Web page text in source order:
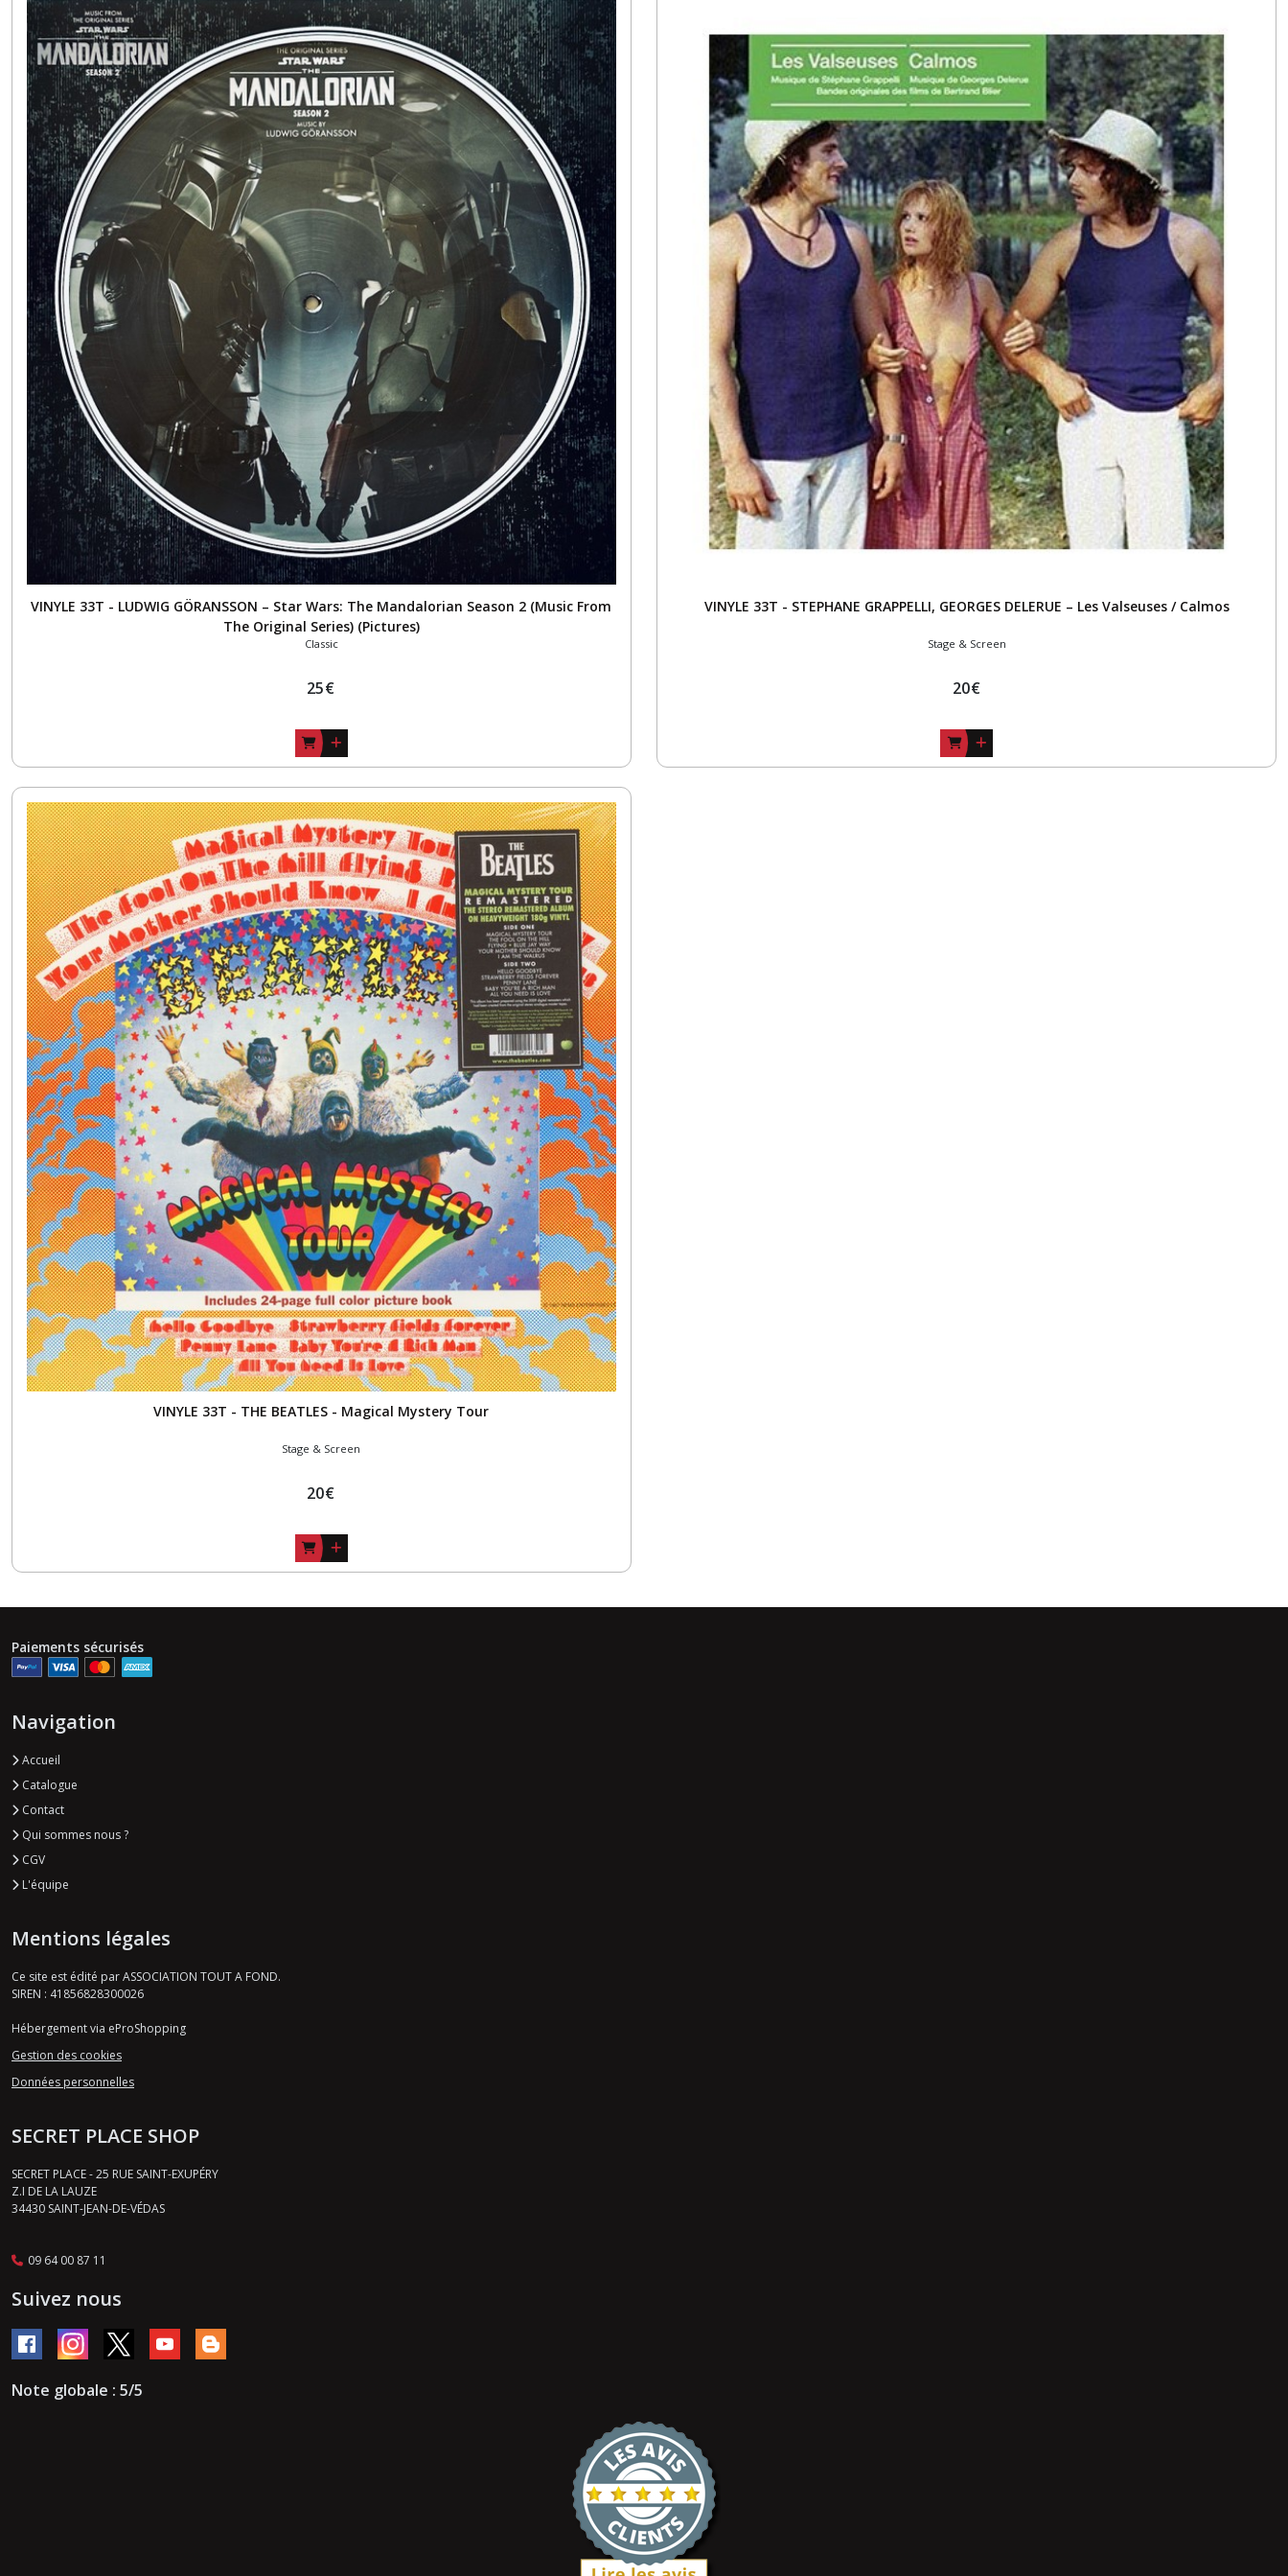
VINYLE 33T - LUDWIG GÖRANSSON – Star Wars: The Mandalorian Season 2 (Music From
The Original Series) (Pictures)
Classic
25€
VINYLE 33T - STEPHANE GRAPPELLI, GEORGES DELERUE – Les Valseuses / Calmos
Stage & Screen
20€
VINYLE 33T - THE BEATLES - Magical Mystery Tour
Stage & Screen
20€
Afficher
résultats
Paiements sécurisés
Navigation
Accueil
Catalogue
Contact
Qui sommes nous ?
CGV
L'équipe
Mentions légales
Ce site est édité par ASSOCIATION TOUT A FOND.
SIREN : 41856828300026
Hébergement via eProShopping
Gestion des cookies
Données personnelles
SECRET PLACE SHOP
SECRET PLACE - 25 RUE SAINT-EXUPÉRY
Z.I DE LA LAUZE
34430 SAINT-JEAN-DE-VÉDAS
09 64 00 87 11
Suivez nous
Note globale : 5/5